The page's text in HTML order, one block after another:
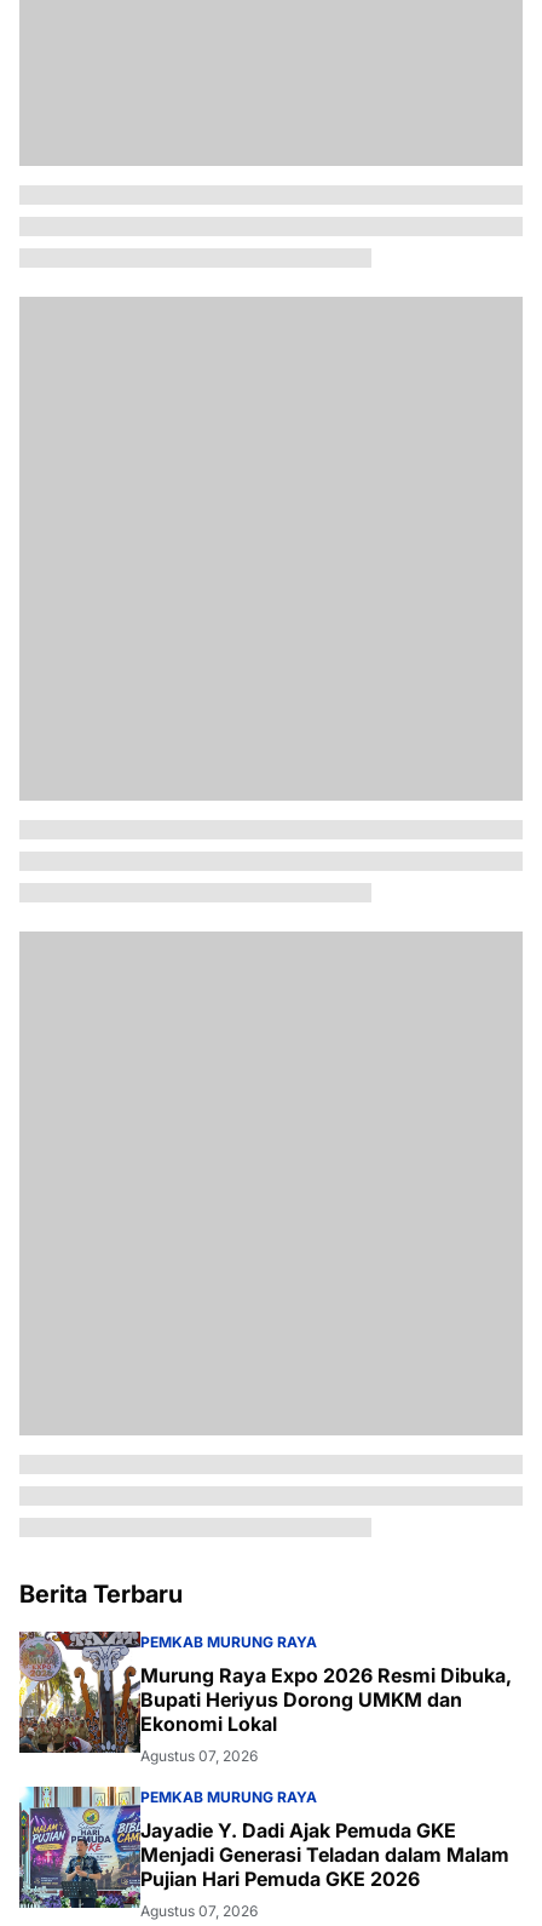
Berita Terbaru
PEMKAB MURUNG RAYA
Murung Raya Expo 2026 Resmi Dibuka,
Bupati Heriyus Dorong UMKM dan
Ekonomi Lokal
Agustus 07, 2026
PEMKAB MURUNG RAYA
Jayadie Y. Dadi Ajak Pemuda GKE
Menjadi Generasi Teladan dalam Malam
Pujian Hari Pemuda GKE 2026
Agustus 07, 2026